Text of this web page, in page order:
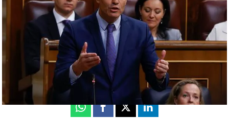
Antena 3 Noticias
Actualizado:28 de abril de 2022, 15:09
Publicado:
28 de abril de 2022, 08:37
Whatsapp
Facebook
X Linkedin